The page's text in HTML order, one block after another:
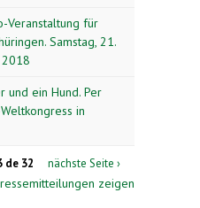
Veranstaltung für
Samstag, 21.
2018
und ein Hund. Per
in
de 32 nächste Seite ›
zeigen